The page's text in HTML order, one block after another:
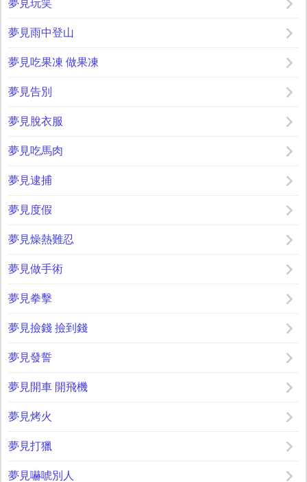
夢見玩笑
夢見雨中登山
夢見吃果凍 做果凍
夢見告別
夢見脫衣服
夢見吃馬肉
夢見逮捕
夢見度假
夢見燥熱難忍
夢見做手術
夢見拳擊
夢見撿錢 撿到錢
夢見發誓
夢見開車 開飛機
夢見烤火
夢見打獵
夢見嚇唬別人